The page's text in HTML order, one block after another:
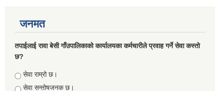
जनमत
तपाईलाई रावा बेसी गाँउपालिकाको कार्यालयका कर्मचारीले प्रवाह गर्ने सेवा कस्तो
छ?
Choices
सेवा राम्रो छ।
सेवा सन्तोषजनक छ।